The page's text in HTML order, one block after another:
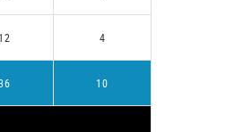
12 4
10